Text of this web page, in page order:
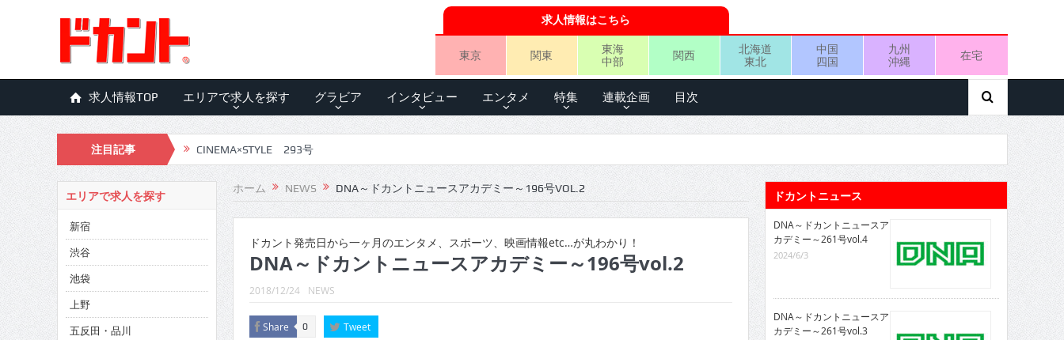
求人情報はこちら
東京 関東
東海
中部
関西
北海道
東北
中国
四国
九州
沖縄
在宅
求人情報TOP エリアで求人を探す グラビア インタビュー エンタメ 特集 連載企画 目次
注目記事 CINEMA×STYLE 293号
CINEMA×STYLE 292号
CINEMA×STYLE 291号
CINEMA×STYLE 290号
CINEMA×STYLE 289号
CINEMA×STYLE 288号
CINEMA×STYLE 287号
ホーム NEWS DNA～ドカントニュースアカデミー～196号VOL.2
ドカント発売日から一ヶ月のエンタメ、スポーツ、映画情報etc…が丸わかり！
DNA～ドカントニュースアカデミー～196号vol.2
2018/12/24 NEWS
Share 0 Tweet
エリアで求人を探す
新宿
渋谷
池袋
上野
五反田・品川
ドカントニュース
DNA～ドカントニュースア
カデミー～261号vol.4
2024/6/3
DNA～ドカントニュースア
カデミー～261号vol.3